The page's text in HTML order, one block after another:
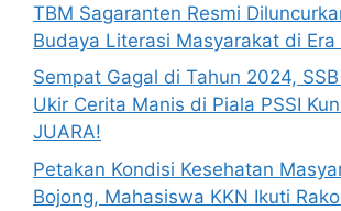
TBM Sagaranten Resmi
Budaya Literasi Masyarakat di Era
Sempat Gagal di Tahun 2024,
Ukir Cerita Manis di Piala PSSI
JUARA!
Petakan Kondisi Kesehatan
Bojong, Mahasiswa KKN Ikuti